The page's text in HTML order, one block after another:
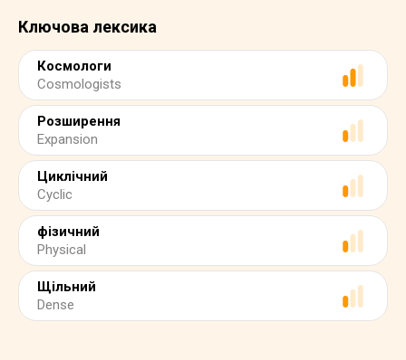
Ключова лексика
Космологи
Cosmologists
Розширення
Expansion
Циклічний
Cyclic
фізичний
Physical
Щільний
Dense